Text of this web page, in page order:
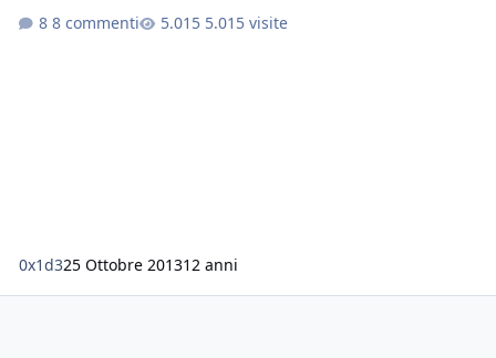
8 commenti
5.015 visite
0x1d325 Ottobre 201312 anni